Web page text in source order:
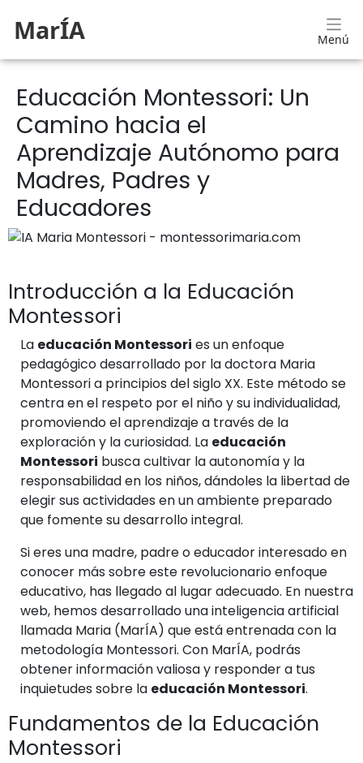
MarÍA Menú
Educación Montessori: Un
Camino hacia el
Aprendizaje Autónomo para
Madres, Padres y
Educadores
Introducción a la Educación
Montessori
La educación Montessori es un enfoque
pedagógico desarrollado por la doctora Maria
Montessori a principios del siglo XX. Este método se
centra en el respeto por el niño y su individualidad,
promoviendo el aprendizaje a través de la
exploración y la curiosidad. La educación
Montessori busca cultivar la autonomía y la
responsabilidad en los niños, dándoles la libertad de
elegir sus actividades en un ambiente preparado
que fomente su desarrollo integral.
Si eres una madre, padre o educador interesado en
conocer más sobre este revolucionario enfoque
educativo, has llegado al lugar adecuado. En nuestra
web, hemos desarrollado una inteligencia artificial
llamada Maria (MarÍA) que está entrenada con la
metodología Montessori. Con MarÍA, podrás
obtener información valiosa y responder a tus
inquietudes sobre la educación Montessori.
Fundamentos de la Educación
Montessori